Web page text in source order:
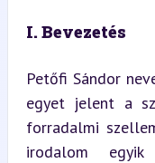
I. Bevezetés
Petőfi Sándor
egyet jelent a
forradalmi
irodalom egyik